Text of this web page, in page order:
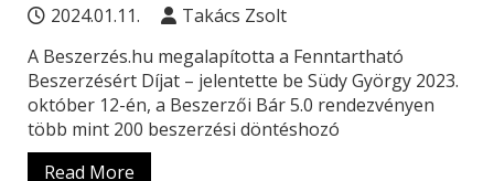
2024.01.11.
Takács Zsolt
A Beszerzés.hu megalapította a Fenntartható
Beszerzésért Díjat – jelentette be Südy György 2023.
október 12-én, a Beszerzői Bár 5.0 rendezvényen
több mint 200 beszerzési döntéshozó
Read More